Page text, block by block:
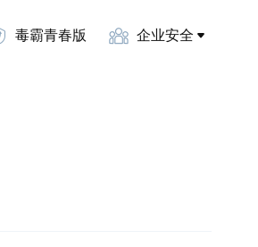
毒霸青春版 企业安全